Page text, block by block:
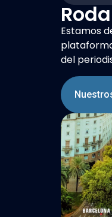
Estamos
del